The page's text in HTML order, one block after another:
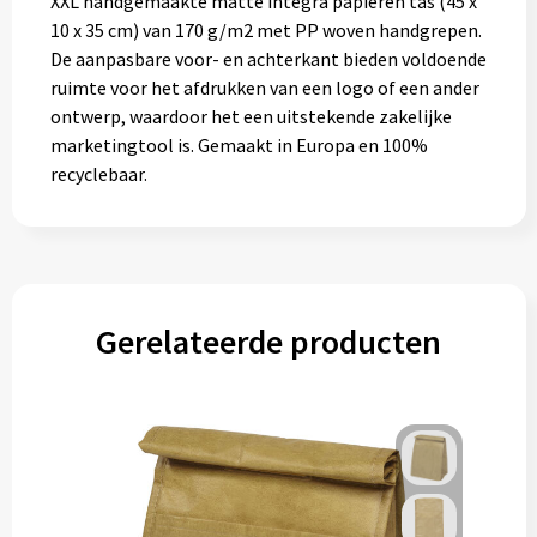
Gereedschap
Persoonlijke verzorging
Zonnebrillen
10 x 35 cm) van 170 g/m2 met PP woven handgrepen.
De aanpasbare voor- en achterkant bieden voldoende
ruimte voor het afdrukken van een logo of een ander
ontwerp, waardoor het een uitstekende zakelijke
marketingtool is. Gemaakt in Europa en 100%
recyclebaar.
Gerelateerde producten